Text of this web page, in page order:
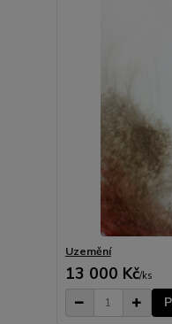
Uzemění
13 000 Kč/ks